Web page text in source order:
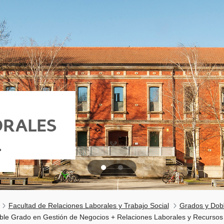
Facultad de Relaciones Laborales y Trabajo Social
Grados y
Grado en Gestión de Negocios + Relaciones Laborales y